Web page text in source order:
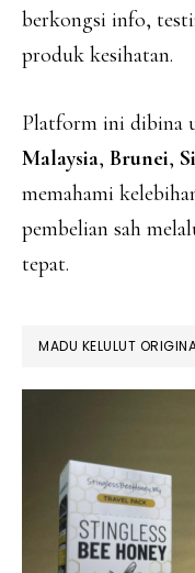
berkongsi info,
produk kesihatan.
Platform ini dibina
Malaysia, Brunei,
memahami
pembelian sah
tepat.
MADU KELULUT